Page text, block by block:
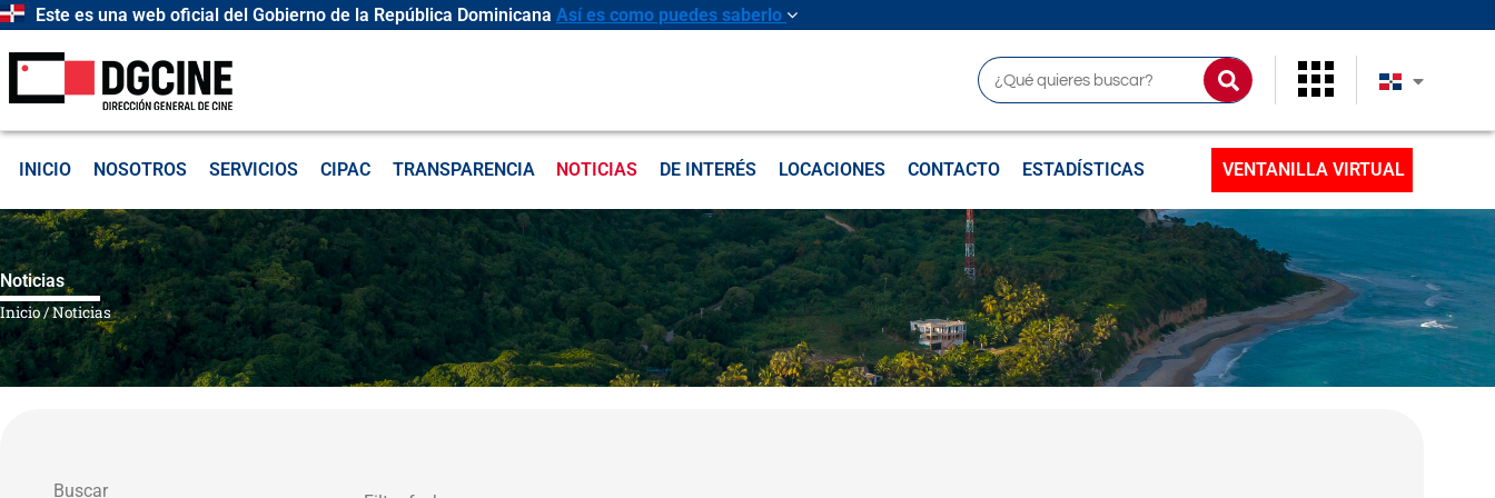
Ir
contenido
Este es una web oficial del Gobierno de la República Dominicana Así es como puedes saberlo
Buscar
INICIO NOSOTROS SERVICIOS CIPAC TRANSPARENCIA NOTICIAS DE INTERÉS LOCACIONES CONTACTO ESTADÍSTICAS VENTANILLA VIRTUAL
Noticias
Inicio/Noticias
Buscar